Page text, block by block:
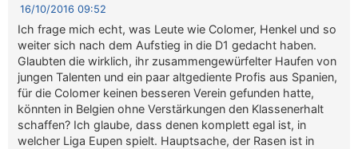
16/10/2016 09:52
Ich frage mich echt, was Leute wie Colomer, Henkel und so
weiter sich nach dem Aufstieg in die D1 gedacht haben.
Glaubten die wirklich, ihr zusammengewürfelter Haufen von
jungen Talenten und ein paar altgediente Profis aus Spanien,
für die Colomer keinen besseren Verein gefunden hatte,
könnten in Belgien ohne Verstärkungen den Klassenerhalt
schaffen? Ich glaube, dass denen komplett egal ist, in
welcher Liga Eupen spielt. Hauptsache, der Rasen ist in